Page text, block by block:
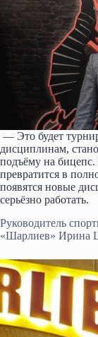
— Это будет
дисциплинам,
подъёму на
превратится в
появятся новые
серьёзно работать.
Руководитель
«Шарлиев» Ирина